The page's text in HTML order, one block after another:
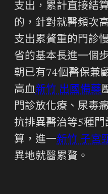
支出，累計直接結
的，針對就醫頻次
支出累贅重的門診
省的基本長進一個
朝已有74個醫保兼
高血新竹 出國備藥
門診放化療、尿毒
抗排異醫治等5種
算，進一新竹 子宮
異地就醫累贅。